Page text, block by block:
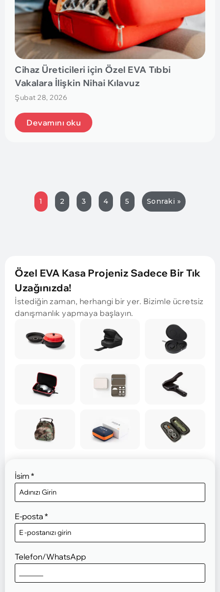
Cihaz Üreticileri için Özel EVA Tıbbi
Vakalara İlişkin Nihai Kılavuz
Şubat 28, 2026
Devamını oku
1 2 3 4 5 Sonraki »
İsim *
E-posta *
Telefon/WhatsApp
Özel EVA Kasa Projeniz Sadece Bir Tık
Uzağınızda!
İstediğin zaman, herhangi bir yer. Bizimle ücretsiz
danışmanlık yapmaya başlayın.